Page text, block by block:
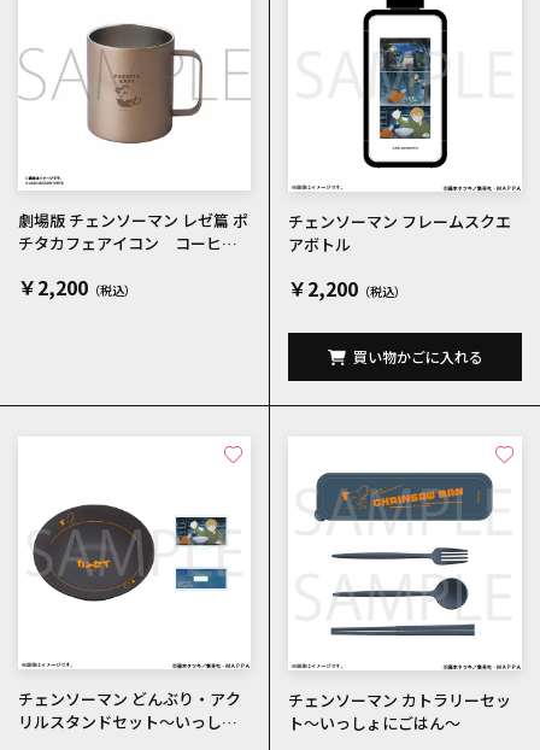
劇場版 チェンソーマン レゼ篇 ポ
チタカフェアイコン コーヒー
￥2,200
チェンソーマン フレームスクエ
アボトル
￥2,200
買い物かごに入れる
チェンソーマン どんぶり・アク
リルスタンドセット～いっしょ
チェンソーマン カトラリーセッ
ト～いっしょにごはん～